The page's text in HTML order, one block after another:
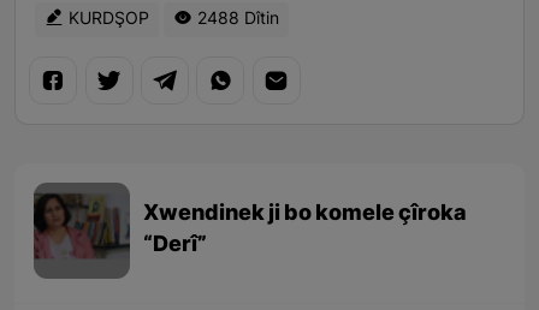
KURDŞOP 2488 Dîtin
Xwendinek ji bo komele çîroka
“Derî”